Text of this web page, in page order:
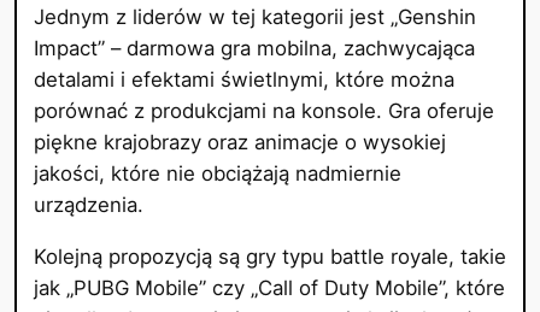
Jednym z liderów w tej kategorii jest „Genshin
Impact” – darmowa gra mobilna, zachwycająca
detalami i efektami świetlnymi, które można
porównać z produkcjami na konsole. Gra oferuje
piękne krajobrazy oraz animacje o wysokiej
jakości, które nie obciążają nadmiernie
urządzenia.
Kolejną propozycją są gry typu battle royale, takie
jak „PUBG Mobile” czy „Call of Duty Mobile”, które